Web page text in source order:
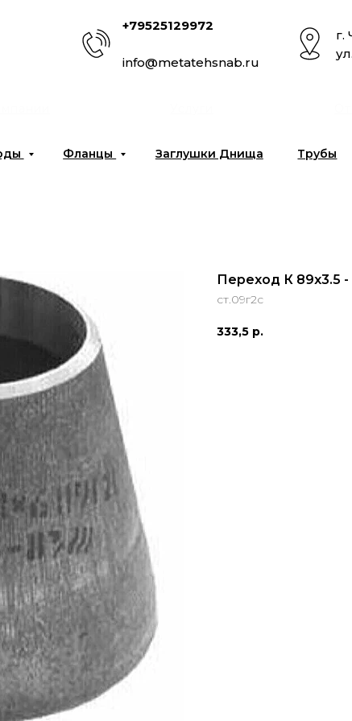
+79525129972
info@metatehsnab.ru
г.
Фланцы Заглушки Днища Трубы
Переход К 89х3.5 -
ст.09г2с
333,5 р.